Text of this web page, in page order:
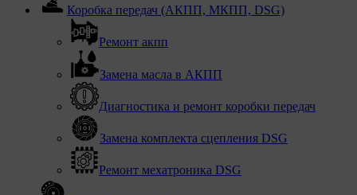
Коробка передач (АКПП, МКПП, DSG)
Ремонт акпп
Замена масла в АКПП
Диагностика и ремонт коробки передач
Замена комплекта сцепления DSG
Ремонт мехатроника DSG